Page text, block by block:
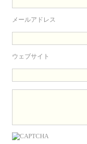
メールアドレス
ウェブサイト